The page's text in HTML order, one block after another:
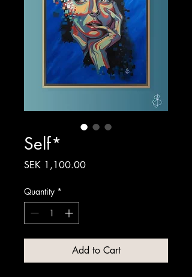
Self*
SEK 1,100.00Price
Quantity *
Add to Cart